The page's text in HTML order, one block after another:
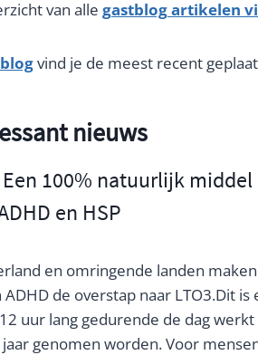
van alle gastblog artikelen
blogvind je de meest recent
nieuws
Een 100% natuurlijk
en HSP
en omringende landen
ADHD de overstap naar LTO3.Dit
uur lang gedurende de dag
genomen worden. Voor